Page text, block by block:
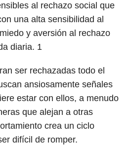
al rechazo social que
una alta sensibilidad al
y aversión al rechazo
diaria. 1
ser rechazadas todo el
ansiosamente señales
estar con ellos, a menudo
que alejan a otras
crea un ciclo
difícil de romper.